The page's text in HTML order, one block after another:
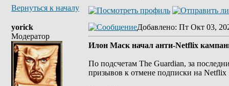
Вернуться к началу
yorick
Модератор
Добавлено: Пт Окт 03,
Илон Маск начал анти-Netflix
По подсчетам The Guardian, за
призывов к отмене подписки на Netflix